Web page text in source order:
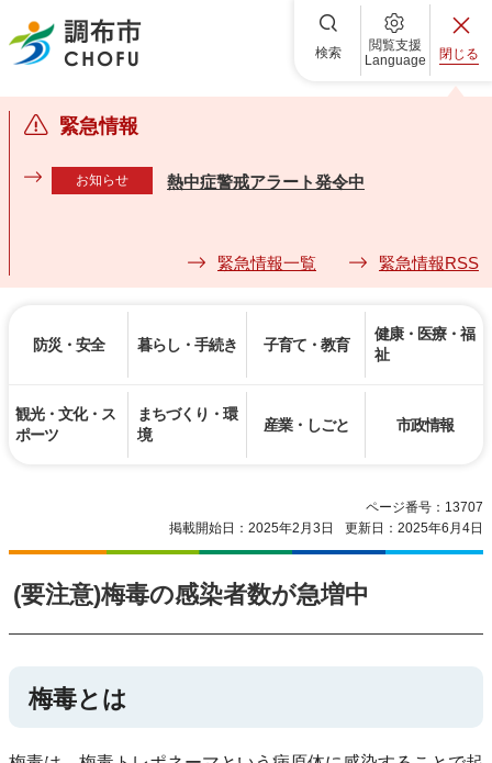
調布市 検索
閲覧支援
Language
閉じる
緊急情報
お知らせ 熱中症警戒アラート発令中
緊急情報一覧 緊急情報RSS
防災・安全 暮らし・手続き 子育て・教育
健康・医療・福
祉
観光・文化・ス
ポーツ
まちづくり・環
境
産業・しごと 市政情報
ページ番号：13707
掲載開始日：2025年2月3日
更新日：2025年6月4日
(要注意)梅毒の感染者数が急増中
梅毒とは